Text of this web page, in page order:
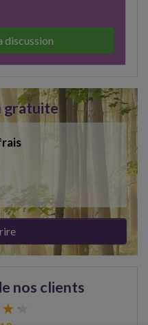
discussion
gratuite
nos clients